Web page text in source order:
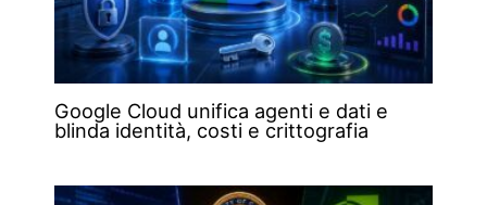
Google Cloud unifica agenti e dati e
blinda identità, costi e crittografia